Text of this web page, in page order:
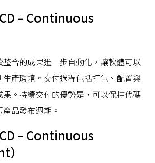
– Continuous
合的成果進一步自動化，讓軟體可以
產環境。交付過程包括打包、配置與
。持續交付的優勢是，可以保持代碼
品發布週期。
– Continuous